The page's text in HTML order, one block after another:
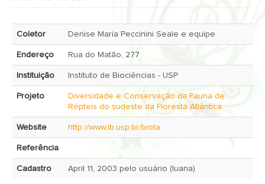
Coletor Denise Maria Peccinini Seale e equipe
Endereço Rua do Matão, 277
Instituição Instituto de Biociências - USP
Projeto
Diversidade e Conservação da Fauna de
Répteis do sudeste da Floresta Atlântica
Website http://www.ib.usp.br/biota
Referência
Cadastro April 11, 2003 pelo usuário (luana)